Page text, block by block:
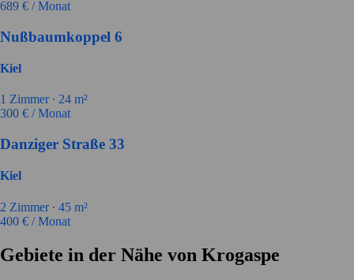
689 € / Monat
Nußbaumkoppel 6
Kiel
1 Zimmer ∙ 24 m²
300 € / Monat
Danziger Straße 33
Kiel
2 Zimmer ∙ 45 m²
400 € / Monat
Gebiete in der Nähe von Krogaspe